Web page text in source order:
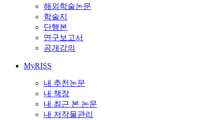
해외학술논문
학술지
단행본
연구보고서
공개강의
MyRISS
내 추천논문
내 책장
내 최근 본 논문
내 저작물관리